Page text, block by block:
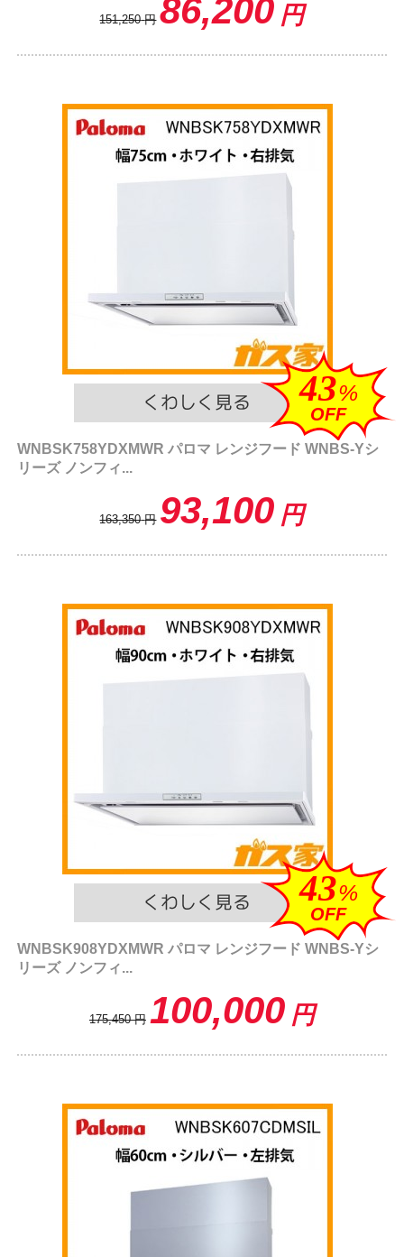
151,250 円 86,200 円
43%
OFF
WNBSK758YDXMWR パロマ レンジフード WNBS-Yシ
リーズ ノンフィ...
163,350 円 93,100 円
43%
OFF
WNBSK908YDXMWR パロマ レンジフード WNBS-Yシ
リーズ ノンフィ...
175,450 円 100,000 円